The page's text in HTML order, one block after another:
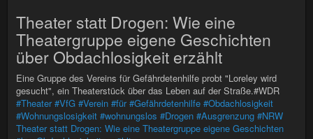
Theater statt Drogen: Wie eine
Theatergruppe eigene Geschichten
über Obdachlosigkeit erzählt
Eine Gruppe des Vereins für Gefährdetenhilfe probt "Loreley wird
gesucht", ein Theaterstück über das Leben auf der Straße.#WDR
#Theater #VfG #Verein #für #Gefährdetenhilfe #Obdachlosigkeit
#Wohnungslosigkeit #wohnungslos #Drogen #Ausgrenzung #NRW
Theater statt Drogen: Wie eine Theatergruppe eigene Geschichten